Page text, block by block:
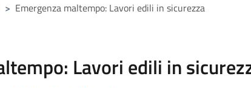
> Emergenza maltempo: Lavori edili in sicurezza
Lavori edili in